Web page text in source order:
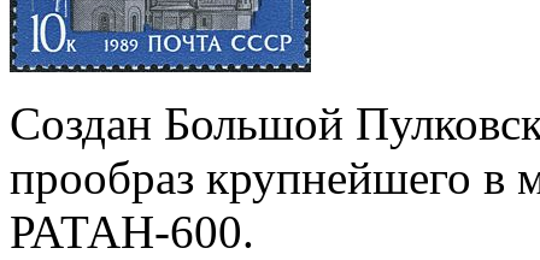
Создан Большой
прообраз крупнейшего в
РАТАН-600.